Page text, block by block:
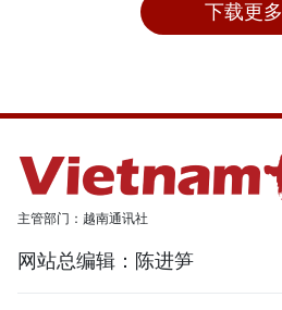
下载更多
主管部门：越南通讯社
网站总编辑：陈进笋